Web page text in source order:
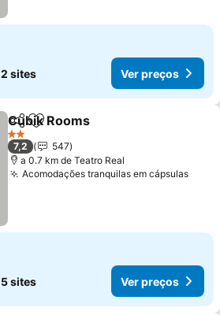
2 sites Ver preços
PartilharAdicionar aos favoritos
Cubik Rooms
2 Estrelas
7,2
547
a 0.7 km de Teatro Real
Acomodações tranquilas em cápsulasVer
5 sites Ver preços